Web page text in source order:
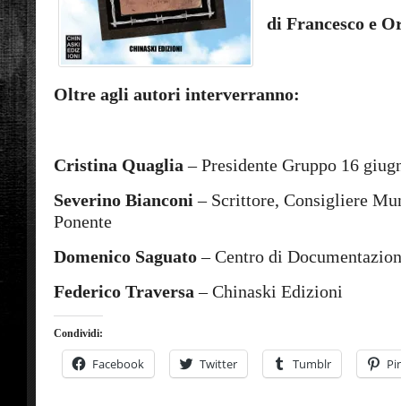
di Francesco e
Oltre agli autori interverranno:
Cristina Quaglia – Presidente Gruppo 16
Severino Bianconi – Scrittore, Consigliere
Ponente
Domenico Saguato– Centro di
Federico Traversa – Chinaski Edizioni
Condividi:
Facebook Twitter Tumblr